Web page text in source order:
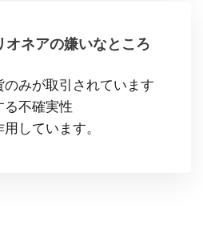
オネアの嫌いなところ
みが取引されています
る不確実性
しています。